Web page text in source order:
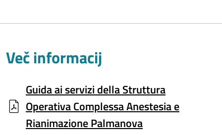
Več informacij
Guida ai servizi della Struttura
Operativa Complessa Anestesia e
Rianimazione Palmanova